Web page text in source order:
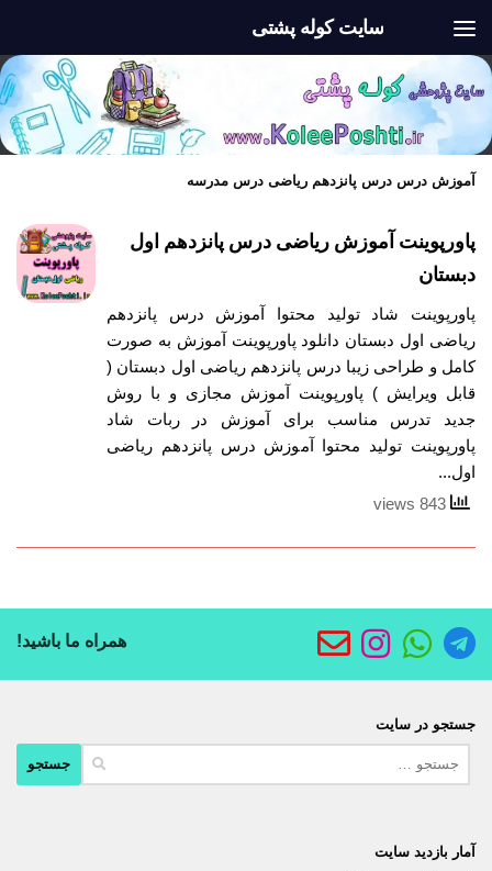
سایت کوله پشتی
آموزش درس درس پانزدهم ریاضی درس مدرسه
پاورپوینت آموزش ریاضی درس پانزدهم اول
دبستان
پاورپوینت شاد تولید محتوا آموزش درس پانزدهم
ریاضی اول دبستان دانلود پاورپوینت آموزش به صورت
کامل و طراحی زیبا درس پانزدهم ریاضی اول دبستان (
قابل ویرایش ) پاورپوینت آموزش مجازی و با روش
جدید تدرس مناسب برای آموزش در ربات شاد
پاورپوینت تولید محتوا آموزش درس پانزدهم ریاضی
اول...
همراه ما باشید!
جستجو در سایت
آمار بازدید سایت